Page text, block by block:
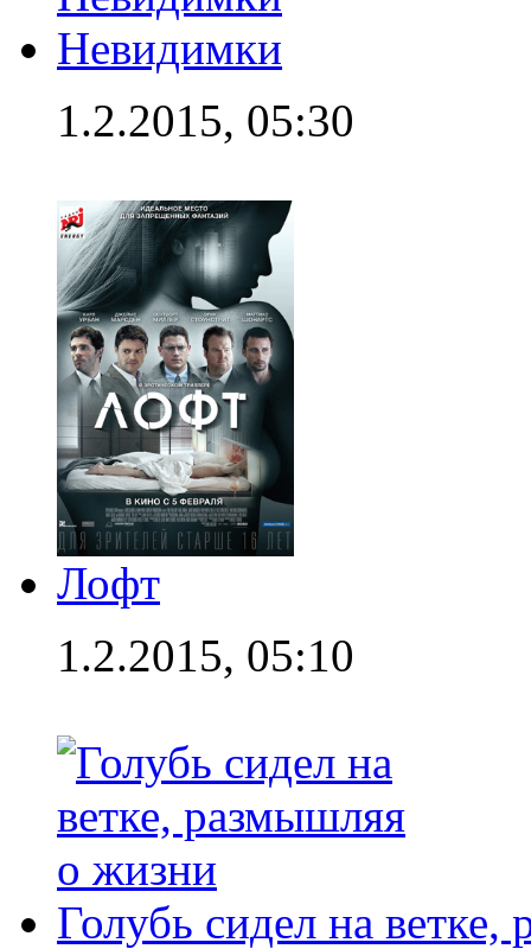
Невидимки
1.2.2015, 05:30
Лофт
1.2.2015, 05:10
Голубь сидел на